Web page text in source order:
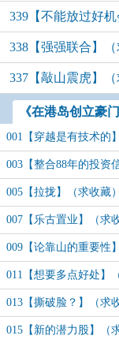
339【不能放过好机
338【强强联合】（
337【敲山震虎】（
《在港岛创立豪
001【穿越是有技术的
藏）
003【整合88年的投资
收藏）
005【拉拢】（求收藏）
007【乐古置业】（求
009【论靠山的重要性
藏）
011【想要多点好处】
013【撕破脸？】（求
015【新的潜力股】（